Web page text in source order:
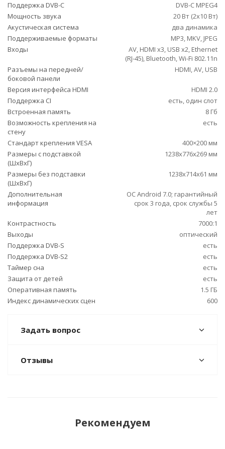
Поддержка DVB-C
DVB-C MPEG4
Мощность звука
20 Вт (2х10 Вт)
Акустическая система
два динамика
Поддерживаемые форматы
MP3, MKV, JPEG
Входы
AV, HDMI x3, USB x2, Ethernet
(RJ-45), Bluetooth, Wi-Fi 802.11n
Разъемы на передней/
боковой панели
HDMI, AV, USB
Версия интерфейса HDMI
HDMI 2.0
Поддержка CI
есть, один слот
Встроенная память
8 Гб
Возможность крепления на
стену
есть
Стандарт крепления VESA
400×200 мм
Размеры с подставкой
(ШxВxГ)
1238x776x269 мм
Размеры без подставки
(ШxВxГ)
1238x714x61 мм
Дополнительная
информация
ОС Android 7.0; гарантийный
срок 3 года, срок службы 5
лет
Контрастность
7000:1
Выходы
оптический
Поддержка DVB-S
есть
Поддержка DVB-S2
есть
Таймер сна
есть
Защита от детей
есть
Оперативная память
1.5 ГБ
Индекс динамических сцен
600
Задать вопрос
Отзывы
Рекомендуем